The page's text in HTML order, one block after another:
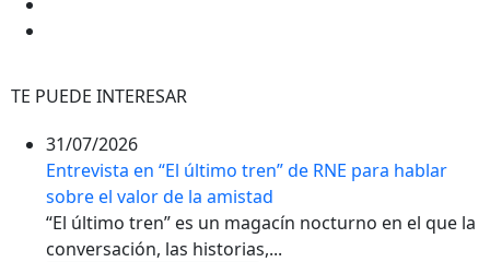
TE PUEDE INTERESAR
31/07/2026
Entrevista en “El último tren” de RNE para hablar
sobre el valor de la amistad
“El último tren” es un magacín nocturno en el que la
conversación, las historias,...